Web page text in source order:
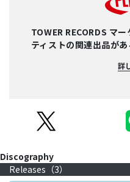
TOWER RECORDS マ
ティストの関連出品が
詳
Discography
Releases（3）